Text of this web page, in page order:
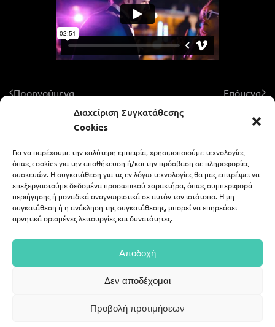
Διαχείριση Συγκατάθεσης
Cookies
Για να παρέχουμε την καλύτερη εμπειρία, χρησιμοποιούμε τεχνολογίες
όπως cookies για την αποθήκευση ή/και την πρόσβαση σε πληροφορίες
συσκευών. Η συγκατάθεση για τις εν λόγω τεχνολογίες θα μας επιτρέψει να
επεξεργαστούμε δεδομένα προσωπικού χαρακτήρα, όπως συμπεριφορά
περιήγησης ή μοναδικά αναγνωριστικά σε αυτόν τον ιστότοπο. Η μη
συγκατάθεση ή η ανάκληση της συγκατάθεσης, μπορεί να επηρεάσει
αρνητικά ορισμένες λειτουργίες και δυνατότητες.
Αποδοχή
Δεν αποδέχομαι
Προβολή προτιμήσεων
Προηγούμενα Επόμενα
ALEXIS ZAFEIRAKIS - LIKE A WEDDING
694 59 07 378 alex.zaf@gmail.com
Web DeisgnWeb Builders